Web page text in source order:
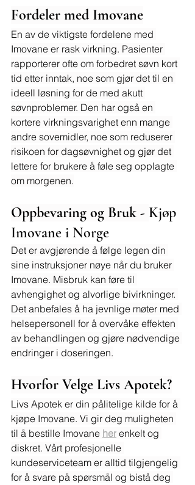
Fordeler med Imovane
En av de viktigste fordelene med
Imovane er rask virkning. Pasienter
rapporterer ofte om forbedret søvn kort
tid etter inntak, noe som gjør det til en
ideell løsning for de med akutt
søvnproblemer. Den har også en
kortere virkningsvarighet enn mange
andre sovemidler, noe som reduserer
risikoen for dagsøvnighet og gjør det
lettere for brukere å føle seg opplagte
om morgenen.
Oppbevaring og Bruk - Kjøp
Imovane i Norge
Det er avgjørende å følge legen din
sine instruksjoner nøye når du bruker
Imovane. Misbruk kan føre til
avhengighet og alvorlige bivirkninger.
Det anbefales å ha jevnlige møter med
helsepersonell for å overvåke effekten
av behandlingen og gjøre nødvendige
endringer i doseringen.
Hvorfor Velge Livs Apotek?
Livs Apotek er din pålitelige kilde for å
kjøpe Imovane. Vi gir deg muligheten
til å bestille Imovane her enkelt og
diskret. Vårt profesjonelle
kundeserviceteam er alltid tilgjengelig
for å svare på spørsmål og bistå deg